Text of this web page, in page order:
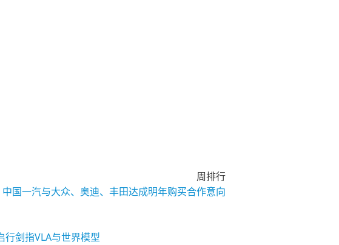
周排行
国一汽与大众、奥迪、丰田达成明年购买合作意向
行剑指VLA与世界模型